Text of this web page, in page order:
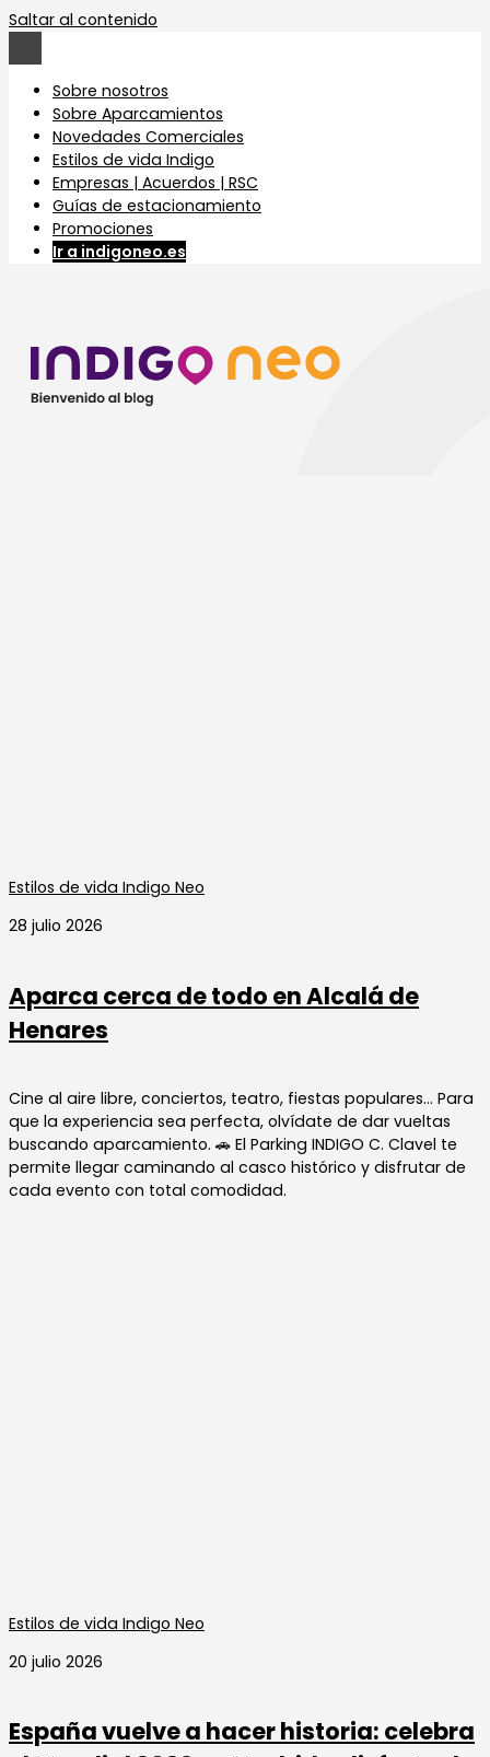
Saltar al contenido
Sobre nosotros
Sobre Aparcamientos
Novedades Comerciales
Estilos de vida Indigo
Empresas | Acuerdos | RSC
Guías de estacionamiento
Promociones
Ir a indigoneo.es
Estilos de vida Indigo Neo
28 julio 2026
Aparca cerca de todo en Alcalá de
Henares
Cine al aire libre, conciertos, teatro, fiestas populares… Para
que la experiencia sea perfecta, olvídate de dar vueltas
buscando aparcamiento. 🚗 El Parking INDIGO C. Clavel te
permite llegar caminando al casco histórico y disfrutar de
cada evento con total comodidad.
Estilos de vida Indigo Neo
20 julio 2026
España vuelve a hacer historia: celebra